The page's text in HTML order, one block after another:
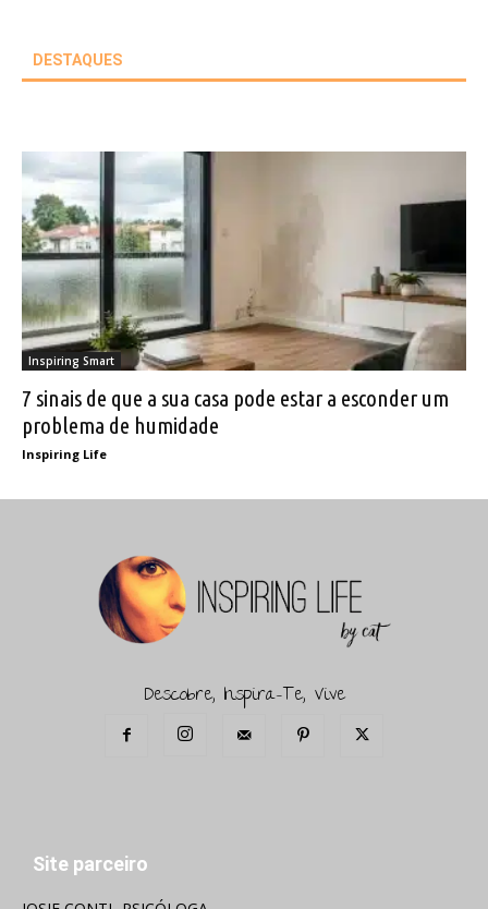
DESTAQUES
Inspiring Smart
7 sinais de que a sua casa pode estar a esconder um
problema de humidade
Inspiring Life
Descobre, Inspira-Te, Vive
Site parceiro